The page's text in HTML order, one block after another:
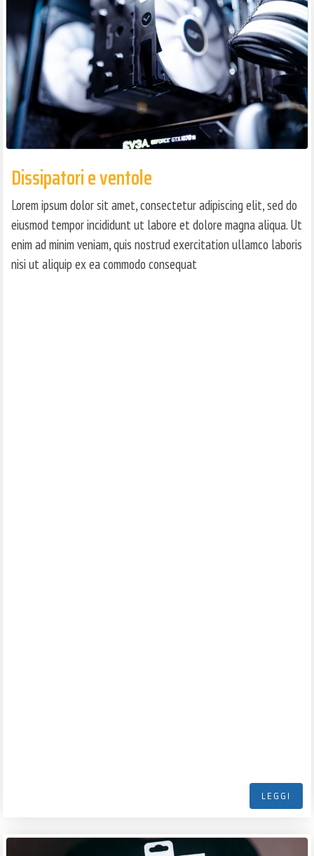
Dissipatori e ventole
Lorem ipsum dolor sit amet, consectetur adipiscing elit, sed do
eiusmod tempor incididunt ut labore et dolore magna aliqua. Ut
enim ad minim veniam, quis nostrud exercitation ullamco laboris
nisi ut aliquip ex ea commodo consequat
LEGGI